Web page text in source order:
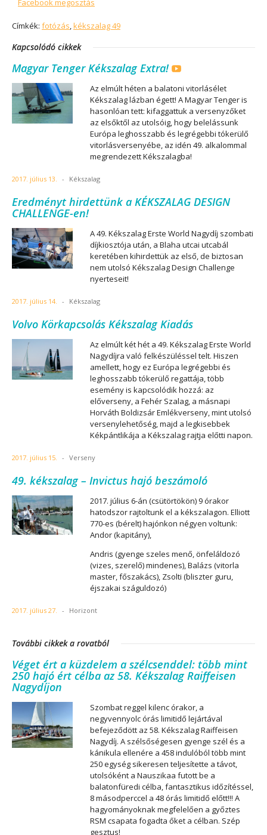
Facebook megosztás
Címkék: fotózás,kékszalag 49
Kapcsolódó cikkek
Magyar Tenger Kékszalag Extra!
Az elmúlt héten a balatoni vitorlásélet
Kékszalag lázban égett! A Magyar Tenger is
hasonlóan tett: kifaggattuk a versenyzőket
az elsőktől az utolsóig, hogy belelássunk
Európa leghosszabb és legrégebbi tókerülő
vitorlásversenyébe, az idén 49. alkalommal
megrendezett Kékszalagba!
2017. július 13. - Kékszalag
Eredményt hirdettünk a KÉKSZALAG DESIGN
CHALLENGE-en!
A 49. Kékszalag Erste World Nagydíj szombati
díjkiosztója után, a Blaha utcai utcabál
keretében kihirdettük az első, de biztosan
nem utolsó Kékszalag Design Challenge
nyerteseit!
2017. július 14. - Kékszalag
Volvo Körkapcsolás Kékszalag Kiadás
Az elmúlt két hét a 49. Kékszalag Erste World
Nagydíjra való felkészüléssel telt. Hiszen
amellett, hogy ez Európa legrégebbi és
leghosszabb tókerülő regattája, több
esemény is kapcsolódik hozzá: az
előverseny, a Fehér Szalag, a másnapi
Horváth Boldizsár Emlékverseny, mint utolsó
versenylehetőség, majd a legkisebbek
Kékpántlikája a Kékszalag rajtja előtti napon.
2017. július 15. - Verseny
49. kékszalag – Invictus hajó beszámoló
2017. július 6-án (csütörtökön) 9 órakor
hatodszor rajtoltunk el a kékszalagon. Elliott
770-es (bérelt) hajónkon négyen voltunk:
Andor (kapitány),
Andris (gyenge szeles menő, önfeláldozó
(vizes, szerelő) mindenes), Balázs (vitorla
master, főszakács), Zsolti (bliszter guru,
éjszakai száguldozó)
2017. július 27. - Horizont
További cikkek a rovatból
Véget ért a küzdelem a szélcsenddel: több mint
250 hajó ért célba az 58. Kékszalag Raiffeisen
Nagydíjon
Szombat reggel kilenc órakor, a
negyvennyolc órás limitidő lejártával
befejeződött az 58. Kékszalag Raiffeisen
Nagydíj. A szélsőségesen gyenge szél és a
kánikula ellenére a 458 indulóból több mint
250 egység sikeresen teljesítette a távot,
utolsóként a Nauszikaa futott be a
balatonfüredi célba, fantasztikus időzítéssel,
8 másodperccel a 48 órás limitidő előtt!!! A
hagyományoknak megfelelően a győztes
RSM csapata fogadta őket a célban. Szép
gesztus!